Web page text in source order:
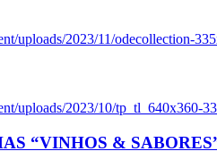
uploads/2023/11/odecollection-
uploads/2023/10/tp_tl_640x360-
“VINHOS &